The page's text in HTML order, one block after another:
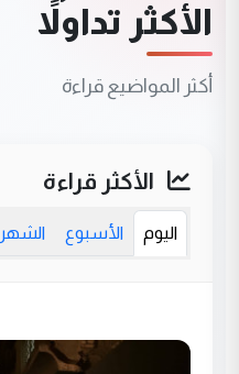
الأكثر تداولاً
أكثر المواضيع قراءة
الأكثر قراءة
اليوم الأسبوع الشهر